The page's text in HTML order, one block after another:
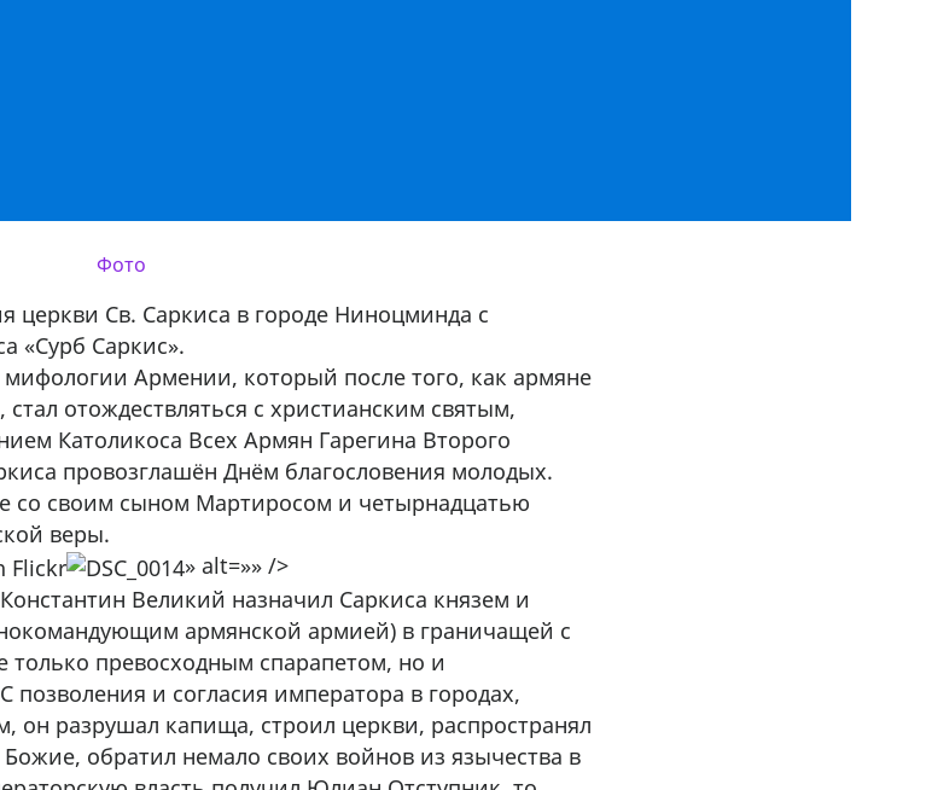
Фото
церкви Св. Саркиса в городе Ниноцминда с
«Сурб Саркис».
Армении, который после того, как армяне
отождествляться с христианским святым,
Католикоса Всех Армян Гарегина Второго
провозглашён Днём благословения молодых.
со своим сыном Мартиросом и четырнадцатью
веры.
» alt=»» />
Великий назначил Саркиса князем и
армянской армией) в граничащей с
превосходным спарапетом, но и
и согласия императора в городах,
он разрушал капища, строил церкви, распространял
обратил немало своих войнов из язычества в